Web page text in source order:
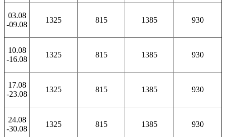
03.08
-09.08
1325 815 1385 930
10.08
-16.08
1325 815 1385 930
17.08
-23.08
1325 815 1385 930
24.08
-30.08
1325 815 1385 930